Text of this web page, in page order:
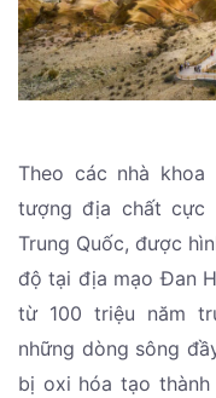
Theo các nhà khoa
tượng địa chất
Trung Quốc, được
độ tại địa mạo Đan
từ 100 triệu năm
những dòng sông
bị oxi hóa tạo